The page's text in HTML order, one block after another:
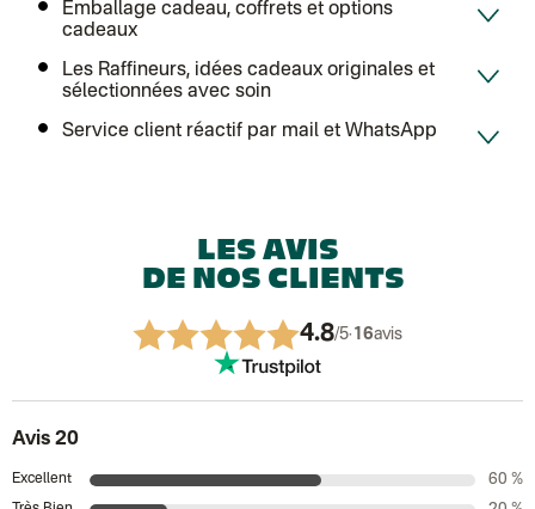
Emballage cadeau, coffrets et options
cadeaux
Les Raffineurs, idées cadeaux originales et
sélectionnées avec soin
Service client réactif par mail et WhatsApp
LES AVIS
DE NOS CLIENTS
4.8/5· 16avis
Avis 20
Excellent 60 %